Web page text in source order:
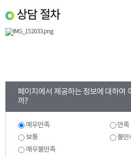
상담 절차
페이지에서 제공하는 정보에 대하여
까?
매우만족
만족
보통
불만
매우불만족